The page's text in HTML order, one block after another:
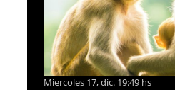
Miercoles 17, dic. 19:49 hs